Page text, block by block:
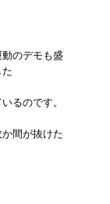
のデモも盛
るのです。
間が抜けた